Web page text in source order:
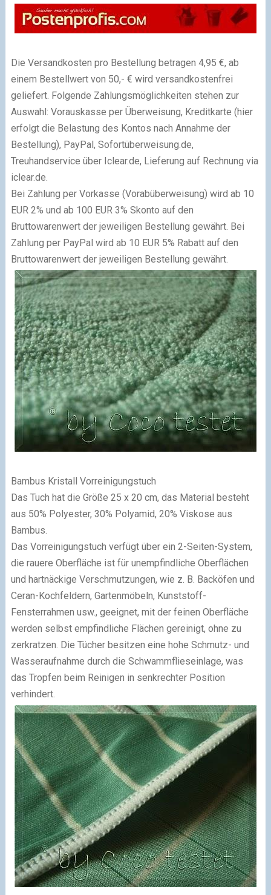
Die Versandkosten pro Bestellung betragen 4,95 €, ab
einem Bestellwert von 50,- € wird versandkostenfrei
geliefert. Folgende Zahlungsmöglichkeiten stehen zur
Auswahl: Vorauskasse per Überweisung, Kreditkarte (hier
erfolgt die Belastung des Kontos nach Annahme der
Bestellung), PayPal, Sofortüberweisung.de,
Treuhandservice über Iclear.de, Lieferung auf Rechnung via
iclear.de.
Bei Zahlung per Vorkasse (Vorabüberweisung) wird ab 10
EUR 2% und ab 100 EUR 3% Skonto auf den
Bruttowarenwert der jeweiligen Bestellung gewährt. Bei
Zahlung per PayPal wird ab 10 EUR 5% Rabatt auf den
Bruttowarenwert der jeweiligen Bestellung gewährt.
Bambus Kristall Vorreinigungstuch
Das Tuch hat die Größe 25 x 20 cm, das Material besteht
aus 50% Polyester, 30% Polyamid, 20% Viskose aus
Bambus.
Das Vorreinigungstuch verfügt über ein 2-Seiten-System,
die rauere Oberfläche ist für unempfindliche Oberflächen
und hartnäckige Verschmutzungen, wie z. B. Backöfen und
Ceran-Kochfeldern, Gartenmöbeln, Kunststoff-
Fensterrahmen usw., geeignet, mit der feinen Oberfläche
werden selbst empfindliche Flächen gereinigt, ohne zu
zerkratzen. Die Tücher besitzen eine hohe Schmutz- und
Wasseraufnahme durch die Schwammflieseinlage, was
das Tropfen beim Reinigen in senkrechter Position
verhindert.